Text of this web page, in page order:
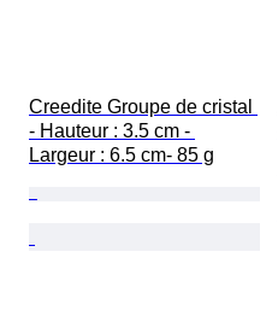
Creedite Groupe de cristal
- Hauteur : 3.5 cm -
Largeur : 6.5 cm- 85 g